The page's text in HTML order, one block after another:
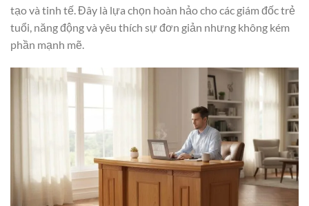
tạo và tinh tế. Đây là lựa chọn hoàn hảo cho các giám đốc trẻ
tuổi, năng động và yêu thích sự đơn giản nhưng không kém
phần mạnh mẽ.